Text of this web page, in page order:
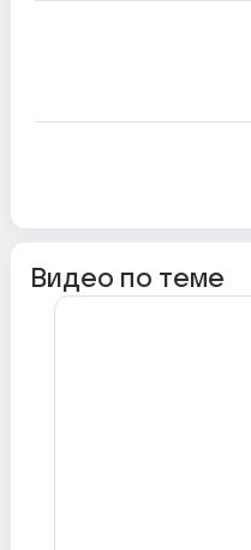
Видео по теме